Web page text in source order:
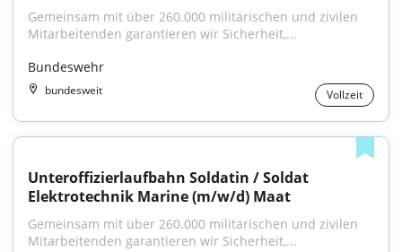
Gemeinsam mit über 260.000 militärischen und zivilen
Mitarbeitenden garantieren wir Sicherheit,...
Bundeswehr
bundesweit Vollzeit
Unteroffizierlaufbahn Soldatin / Soldat
Elektrotechnik Marine (m/w/d) Maat
Gemeinsam mit über 260.000 militärischen und zivilen
Mitarbeitenden garantieren wir Sicherheit,...